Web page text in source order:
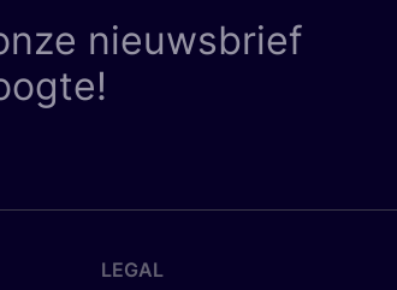
nieuwsbrief
LEGAL